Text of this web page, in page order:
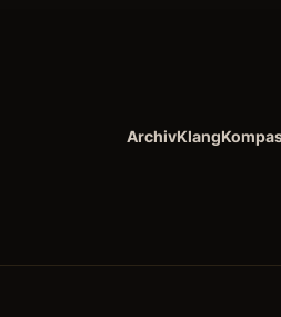
Archiv